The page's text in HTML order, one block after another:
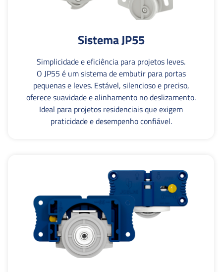
Sistema JP55
Simplicidade e eficiência para projetos leves.
O JP55 é um sistema de embutir para portas
pequenas e leves. Estável, silencioso e preciso,
oferece suavidade e alinhamento no deslizamento.
Ideal para projetos residenciais que exigem
praticidade e desempenho confiável.